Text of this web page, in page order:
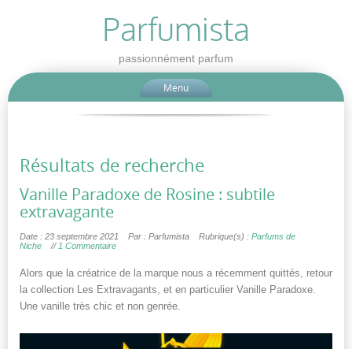
Parfumista
passionnément parfum
Menu
Résultats de recherche
Vanille Paradoxe de Rosine : subtile
extravagante
Date : 23 septembre 2021 Par : Parfumista Rubrique(s) : Parfums de
Niche
// 1 Commentaire
Alors que la créatrice de la marque nous a récemment quittés, retour
la collection Les Extravagants, et en particulier Vanille Paradoxe.
Une vanille très chic et non genrée.